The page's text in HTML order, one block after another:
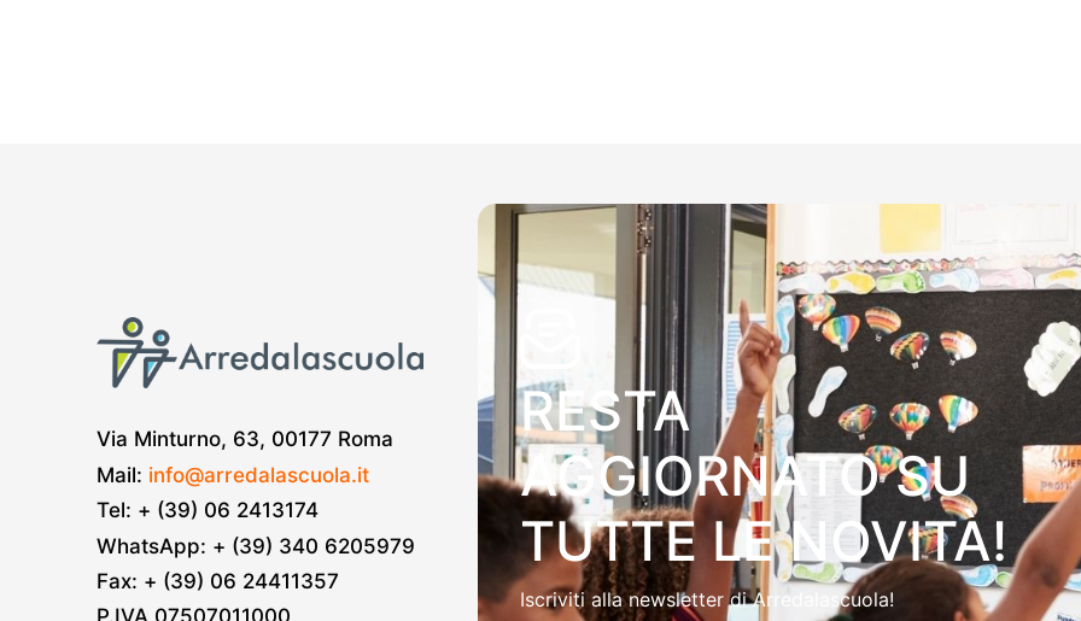
Via Minturno, 63, 00177 Roma
Mail: info@arredalascuola.it
Tel: + (39) 06 2413174
WhatsApp: + (39) 340 6205979
Fax: + (39) 06 24411357
RESTA
AGGIORNATO SU
TUTTE LE NOVITÀ!
Iscriviti alla newsletter di Arredalascuola!